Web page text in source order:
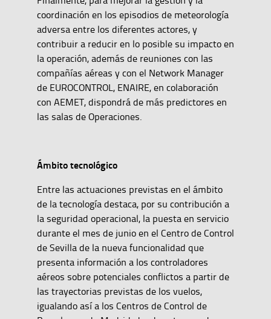
coordinación en los episodios de meteorología
adversa entre los diferentes actores, y
contribuir a reducir en lo posible su impacto en
la operación, además de reuniones con las
compañías aéreas y con el Network Manager
de EUROCONTROL, ENAIRE, en colaboración
con AEMET, dispondrá de más predictores en
las salas de Operaciones.
Ámbito tecnológico
Entre las actuaciones previstas en el ámbito
de la tecnología destaca, por su contribución a
la seguridad operacional, la puesta en servicio
durante el mes de junio en el Centro de Control
de Sevilla de la nueva funcionalidad que
presenta información a los controladores
aéreos sobre potenciales conflictos a partir de
las trayectorias previstas de los vuelos,
igualando así a los Centros de Control de